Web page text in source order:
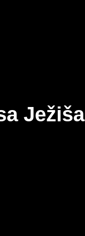
Ježiša